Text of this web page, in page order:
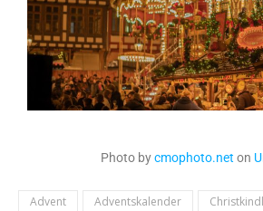
Photo bycmophoto.net on
Advent Adventskalender